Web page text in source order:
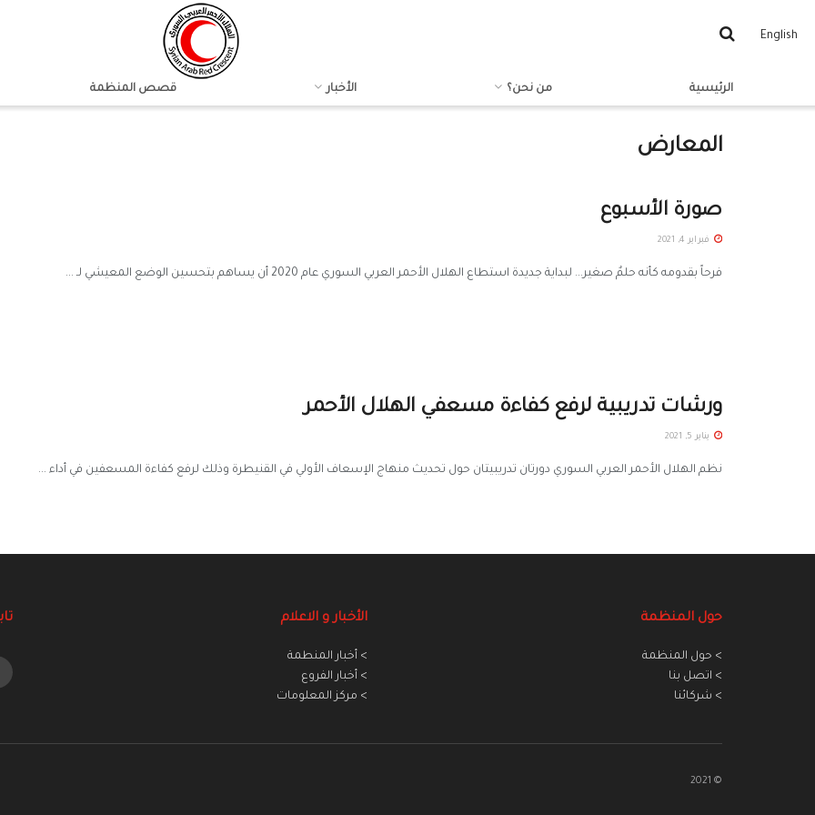
English
الرئيسية من نحن؟ الأخبار قصص المنظمة
المعارض
صورة الأسبوع
فبراير 4, 2021
فرحاً بقدومه كأنه حلمٌ صغير... لبداية جديدة استطاع الهلال الأحمر العربي السوري عام 2020 أن يساهم بتحسين الوضع المعيشي لـ ...
ورشات تدريبية لرفع كفاءة مسعفي الهلال الأحمر
يناير 5, 2021
نظم الهلال الأحمر العربي السوري دورتان تدريبيتان حول تحديث منهاج الإسعاف الأولي في القنيطرة وذلك لرفع كفاءة المسعفين في أداء ...
حول المنظمة
> حول المنظمة
> اتصل بنا
> شركائنا
الأخبار و الاعلام
> أخبار المنطمة
> أخبار الفروع
> مركز المعلومات
© 2021